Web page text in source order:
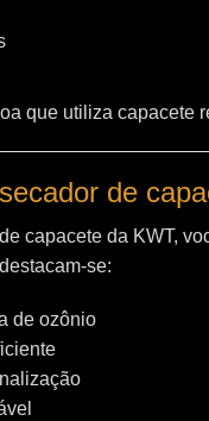
que utiliza capacete
de
capacete da KWT,
se:
de ozônio